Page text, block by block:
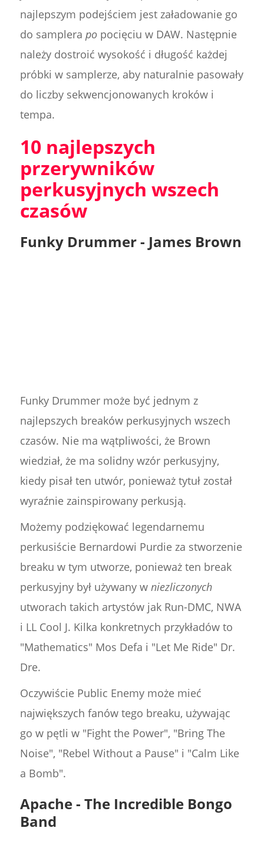
najlepszym podejściem jest załadowanie go
do samplera popocięciu w DAW. Następnie
należy dostroić wysokość i długość każdej
próbki w samplerze, aby naturalnie pasowały
do liczby sekwencjonowanych kroków i
tempa.
10 najlepszych
przerywników
perkusyjnych wszech
czasów
Funky Drummer - James Brown
Funky Drummer może być jednym z
najlepszych breaków perkusyjnych wszech
czasów. Nie ma wątpliwości, że Brown
wiedział, że ma solidny wzór perkusyjny,
kiedy pisał ten utwór, ponieważ tytuł został
wyraźnie zainspirowany perkusją.
Możemy podziękować legendarnemu
perkusiście Bernardowi Purdie za stworzenie
breaku w tym utworze, ponieważ ten break
perkusyjny był używany w niezliczonych
utworach takich artystów jak Run-DMC, NWA
i LL Cool J. Kilka konkretnych przykładów to
"Mathematics" Mos Defa i "Let Me Ride" Dr.
Dre.
Oczywiście Public Enemy może mieć
największych fanów tego breaku, używając
go w pętli w "Fight the Power", "Bring The
Noise", "Rebel Without a Pause" i "Calm Like
a Bomb".
Apache - The Incredible Bongo
Band